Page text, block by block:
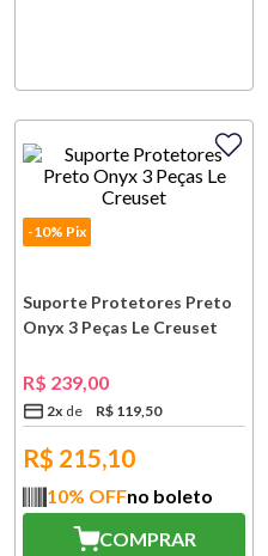
-10% Pix
Suporte Protetores Preto
Onyx 3 Peças Le Creuset
R$ 239,00
2x R$ 119,50
R$ 215,10
10% OFFno boleto
COMPRAR